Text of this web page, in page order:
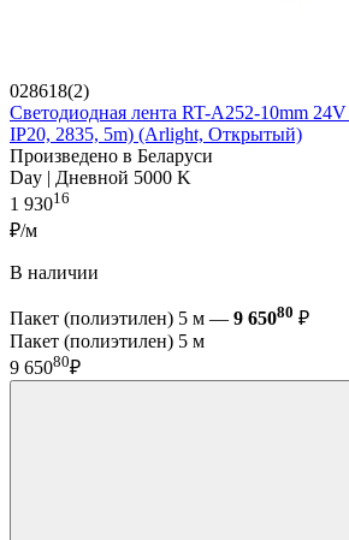
028618(2)
Светодиодная лента RT-A252-10mm
IP20, 2835, 5m) (Arlight, Открытый)
Произведено в Беларуси
Day | Дневной 5000 K
1 93016
₽/м
В наличии
Пакет (полиэтилен) 5 м — 9 65080 ₽
Пакет (полиэтилен) 5 м
9 65080₽